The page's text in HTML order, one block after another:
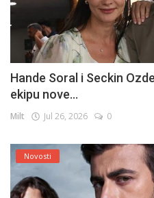
Hande Soral i Seckin
ekipu nove...
Milt Jul 26, 2026 0
Novosti